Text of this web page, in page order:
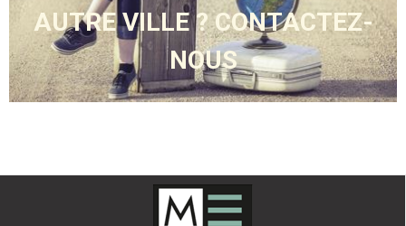
AUTRE VILLE ? CONTACTEZ-
NOUS